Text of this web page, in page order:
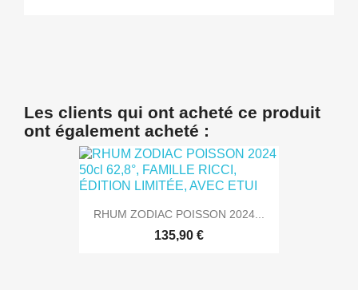
Les clients qui ont acheté ce produit
ont également acheté :
RHUM ZODIAC POISSON 2024...
135,90 €